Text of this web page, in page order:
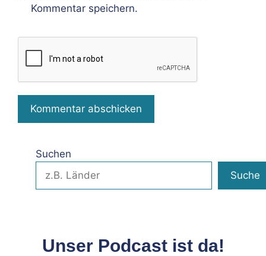
Kommentar speichern.
Suchen
Suche
Unser Podcast ist da!